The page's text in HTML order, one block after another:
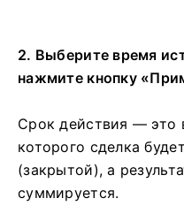
2. Выберите время
нажмите кнопку
Срок действия — это
которого сделка
(закрытой), а
суммируется.